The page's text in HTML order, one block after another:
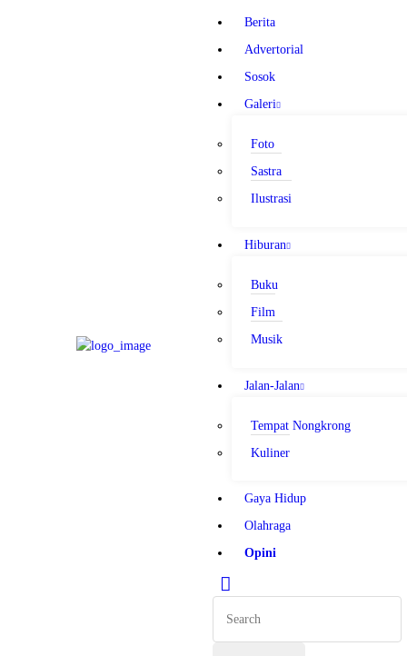
Berita
Advertorial
Sosok
Galeri
Foto
Sastra
Ilustrasi
Hiburan
Buku
Film
Musik
Jalan-Jalan
Tempat Nongkrong
Kuliner
Gaya Hidup
Olahraga
Opini
OPINI